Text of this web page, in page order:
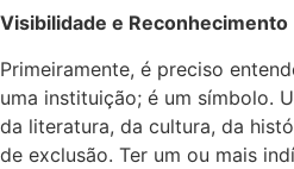
Visibilidade e Reconhecimento
Primeiramente, é preciso
uma instituição; é um símbolo.
da literatura, da cultura, da
de exclusão. Ter um ou mais